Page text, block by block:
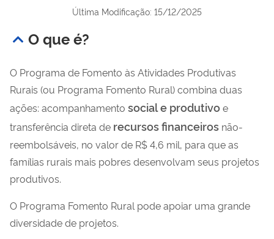
Última Modificação: 15/12/2025
O que é?
O Programa de Fomento às Atividades Produtivas
Rurais (ou Programa Fomento Rural) combina duas
ações: acompanhamento sociale produtivoe
transferência direta de recursos financeiros não-
reembolsáveis, no valor de R$ 4,6 mil, para que as
famílias rurais mais pobres desenvolvam seus projetos
produtivos.
O Programa Fomento Rural pode apoiar uma grande
diversidade de projetos.